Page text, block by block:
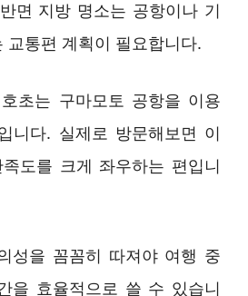
면 지방 명소는 공항이나 기
교통편 계획이 필요합니다.
초는 구마모토 공항을 이용
니다. 실제로 방문해보면 이
도를 크게 좌우하는 편입니
성을 꼼꼼히 따져야 여행 중
을 효율적으로 쓸 수 있습니